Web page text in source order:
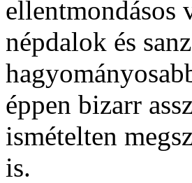
ellentmondásos
népdalok és
éppen bizarr
ismételten
is.